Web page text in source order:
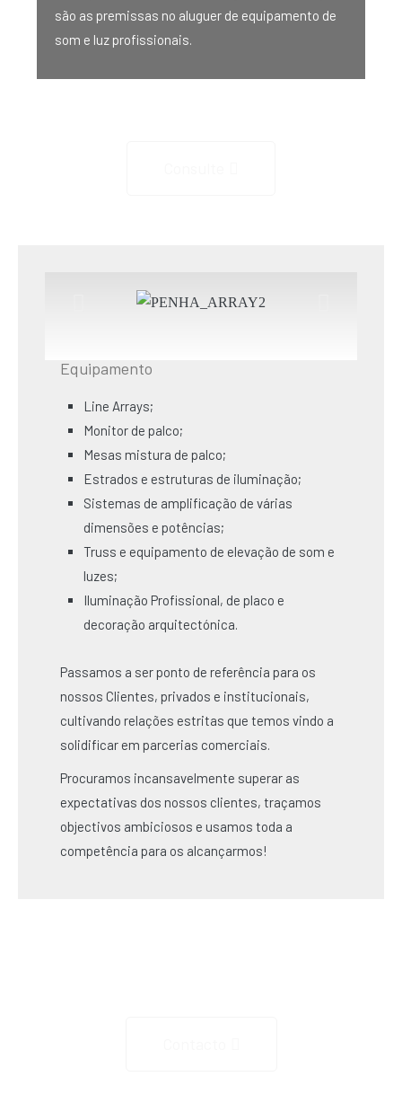
são as premissas no aluguer de equipamento de
som e luz profissionais.
Equipamento
Line Arrays;
Monitor de palco;
Mesas mistura de palco;
Estrados e estruturas de iluminação;
Sistemas de amplificação de várias
dimensões e potências;
Truss e equipamento de elevação de som e
luzes;
Iluminação Profissional, de placo e
decoração arquitectónica.
Passamos a ser ponto de referência para os
nossos Clientes, privados e institucionais,
cultivando relações estritas que temos vindo a
solidificar em parcerias comerciais.
Procuramos incansavelmente superar as
expectativas dos nossos clientes, traçamos
objectivos ambiciosos e usamos toda a
competência para os alcançarmos!